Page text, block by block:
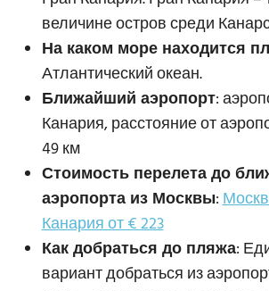
величине остров среди
На каком море находится
Атлантический океан.
Ближайший аэропорт:
Канария, расстояние от
49 км
Стоимость перелета до
аэропорта из Москвы:
Канария от € 223
Как добраться до пляжа:
вариант добраться из